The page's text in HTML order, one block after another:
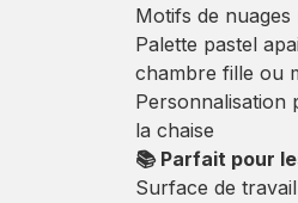
Motifs de nuages
Palette pastel
chambre fille ou
Personnalisation
la chaise
📚 Parfait pour
Surface de